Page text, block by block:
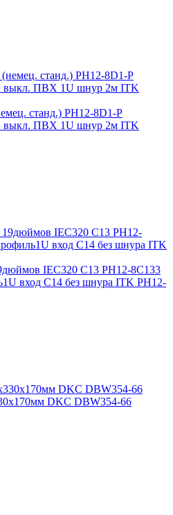
станд.) PH12-8D1-P
выкл. ПВХ 1U шнур 2м ITK
IEC320 C13 PH12-8C133
вход C14 без шнура ITK PH12-
DKC DBW354-66